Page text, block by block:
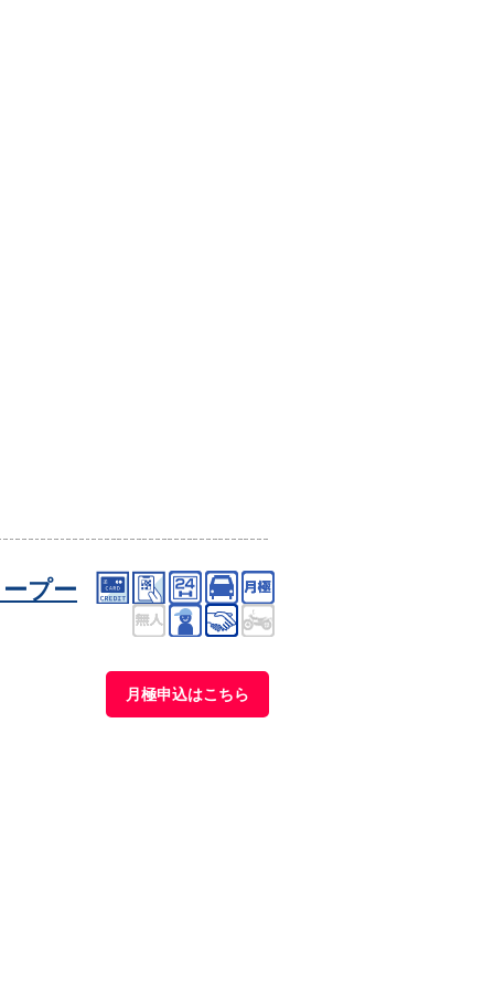
プー
月極申込はこちら